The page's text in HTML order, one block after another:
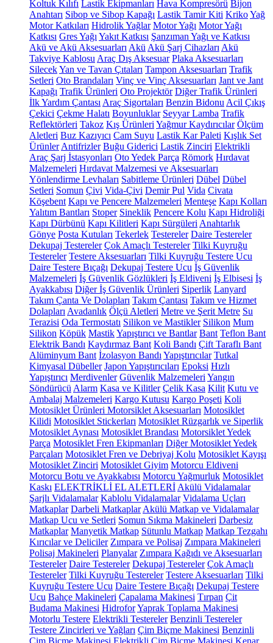
Koltuk Kılıfı Lastik Ekipmanları Hava Kompresörü Bijon
Anahtarı Sibop ve Sibop Kapağı Lastik Tamir Kiti KrikoYağ
Motor Katkıları Hidrolik Yağlar Motor Yağı Motor Yağı
Katkısı Gres Yağı Yakıt Katkısı Şanzıman Yağı ve Katkısı
Akü ve Akü Aksesuarları Akü Akü Şarj Cihazları Akü
Takviye Kablosu Araç Dış Aksesuar Plaka Aksesuarları
SilecekYan ve Tavan Çıtaları Tampon Aksesuarları Trafik
Setleri Oto Brandaları Vinç ve Vinç Aksesuarları Jant ve Jant
Kapağı Trafik Ürünleri Oto Projektör Diğer Trafik Ürünleri
İlk Yardım Çantası Araç Sigortaları Benzin Bidonu Acil Çıkış
Çekici Çekme Halatı Boyunluklar Seyyar Lamba Trafik
Reflektörleri Takoz Kış Ürünleri Yağmur Kaydırıcılar Ölçüm
Aletleri Buz Kazıyıcı Cam Suyu Lastik Kar Paleti Kışlık Set
Ürünler Antifrizler Buğu Giderici Lastik Zinciri Elektrikli
Araç Şarj İstasyonları Oto Yedek Parça Römork Hırdavat
Malzemeleri Hırdavat Malzemesi ve Aksesuarları
Yönlendirme Levhaları Sabitleme Ürünleri Dübel Dübel
Setleri Somun Çivi Vida-Çivi Demir Pul Vida Civata
Köşebent Kapı ve Pencere Malzemeleri Menteşe Kapı Kolları
Yalıtım Bantları Stoper Sineklik Pencere Kolu Kapı Hidroliği
Kapı Dürbünü Kapı Kilitleri Kapı Sürgüleri Anahtarlık
Gönye Posta Kutuları Tekerlek Testereler Daire Testereler
Dekupaj Testereler Çok Amaçlı Testereler Tilki Kuyruğu
Testereler Testere Aksesuarları Tilki Kuyruğu Testere Ucu
Daire Testere Bıçağı Dekupaj Testere Ucu İş Güvenlik
Malzemeleri İş Güvenlik Gözlükleri İş Eldiveni İş Elbisesi İş
Ayakkabısı Diğer İş Güvenlik Ürünleri Siperlik Lanyard
Takım Çanta Ve Dolapları Takım Çantası Takım ve Hizmet
Dolapları Avadanlık Ölçü Aletleri Metre ve Şerit Metre Su
Terazisi Oda Termostatı Silikon ve Mastikler Silikon Mum
Silikon Köpük MastikYapıştırıcı ve Bantlar Bant Teflon Bant
Elektrik Bandı Kaydırmaz Bant Koli Bandı Çift Taraflı Bant
Alüminyum Bant İzolasyon Bandı Yapıştırıcılar Tutkal
Kimyasal Dübeller Japon Yapıştırıcıları Epoksi Hızlı
Yapıştırıcı Merdivenler Güvenlik Malzemeleri Yangın
Söndürücü Alarm Kasa ve Kilitler Çelik Kasa Kilit Kutu ve
Ambalaj Malzemeleri Kargo Kutusu Kargo Poşeti Koli
Motosiklet Ürünleri Motorsiklet Aksesuarları Motosiklet
Kilidi Motosiklet Stickerları Motosiklet Rüzgarlık ve Siperlik
Motosiklet Aynası Motosiklet Brandası Motorsiklet Yedek
Parça Motosiklet Fren Ekipmanları Diğer Motosiklet Yedek
Parçaları Motosiklet Fren ve Debriyaj Kolu Motosiklet Kayışı
Motosiklet Zinciri Motosiklet Giyim Motorcu Eldiveni
Motorcu Botu ve Ayakkabısı Motorcu Yağmurluk Motosiklet
Kaskı ELEKTRİKLİ EL ALETLERİ Akülü Vidalamalar
Şarjlı Vidalamalar Kablolu Vidalamalar Vidalama Uçları
Matkaplar Darbeli Matkaplar Akülü Matkap ve Vidalamalar
Matkap Ucu ve Setleri Somun Sıkma Makineleri Darbesiz
Matkaplar Manyetik Matkap Sütunlu Matkap Matkap Tezgahı
Kırıcılar ve Deliciler Zımpara ve Polisaj Zımpara Makineleri
Polisaj Makineleri Planyalar Zımpara Kağıdı ve Aksesuarları
Testereler Daire Testereler Dekupaj Testereler Çok Amaçlı
Testereler Tilki Kuyruğu Testereler Testere Aksesuarları Tilki
Kuyruğu Testere Ucu Daire Testere Bıçağı Dekupaj Testere
Ucu Bahçe Makineleri Çapalama Makinesi Tırpan Çit
Budama Makinesi HidroforYaprak Toplama Makinesi
Motorlu Testere Elektrikli Testereler Benzinli Testereler
Testere Zincirleri ve Yağları Çim Biçme Makinesi Benzinli
Çim Biçme Makinesi Elektrikli Çim Biçme Makinesi Kenar